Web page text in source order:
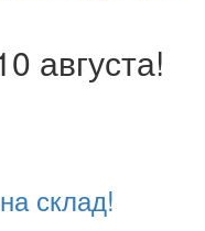
августа!
склад!